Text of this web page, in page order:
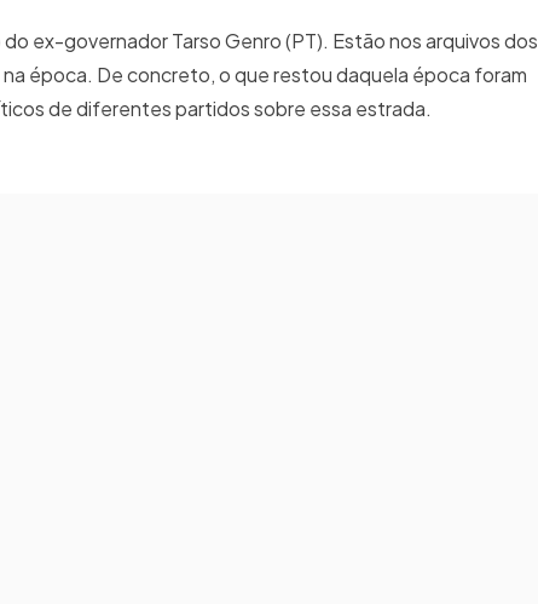
ex-governador Tarso Genro (PT). Estão nos arquivos dos
época. De concreto, o que restou daquela época foram
de diferentes partidos sobre essa estrada.